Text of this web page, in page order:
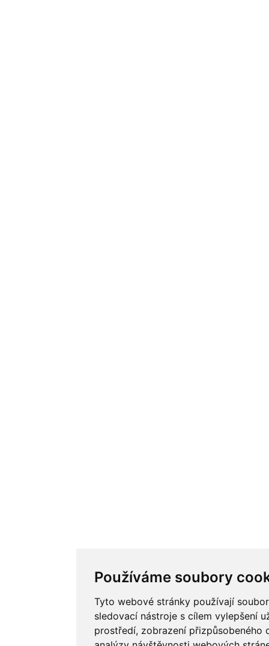
Používáme soubory
Tyto webové stránky používají
sledovací nástroje s cílem vylepšení
prostředí, zobrazení přizpůsobeného